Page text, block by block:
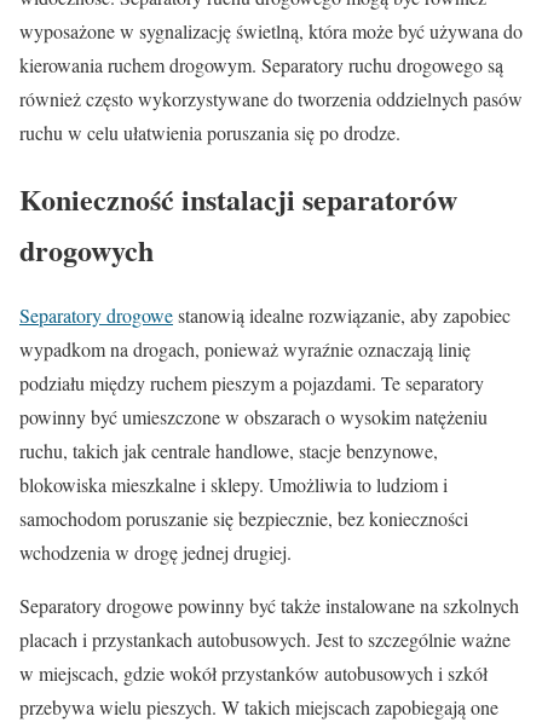
wyposażone w sygnalizację świetlną, która może być używana do
kierowania ruchem drogowym. Separatory ruchu drogowego są
również często wykorzystywane do tworzenia oddzielnych pasów
ruchu w celu ułatwienia poruszania się po drodze.
Konieczność instalacji separatorów
drogowych
Separatory drogowestanowią idealne rozwiązanie, aby zapobiec
wypadkom na drogach, ponieważ wyraźnie oznaczają linię
podziału między ruchem pieszym a pojazdami. Te separatory
powinny być umieszczone w obszarach o wysokim natężeniu
ruchu, takich jak centrale handlowe, stacje benzynowe,
blokowiska mieszkalne i sklepy. Umożliwia to ludziom i
samochodom poruszanie się bezpiecznie, bez konieczności
wchodzenia w drogę jednej drugiej.
Separatory drogowe powinny być także instalowane na szkolnych
placach i przystankach autobusowych. Jest to szczególnie ważne
w miejscach, gdzie wokół przystanków autobusowych i szkół
przebywa wielu pieszych. W takich miejscach zapobiegają one